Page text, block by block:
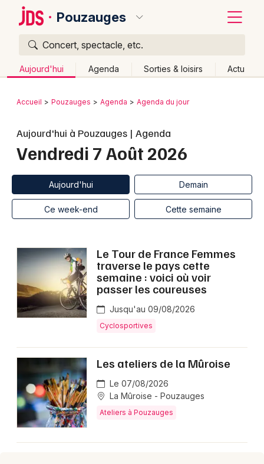
Pouzauges
Concert, spectacle, etc.
Aujourd'hui Agenda Sorties & loisirs Actu
Publier un événement
Grands événements
Activité & Expérience
Foires & salons
Spectacles
Concerts
Sports
Soirées
Sorties famille
Expos
Colmar
Lille
Lyon
Marseille
Mulhouse
Montpellier
Nantes
Nice
Strasbourg
Toulouse
Toutes les villes
Retour
Accueil Pouzauges Agenda Agenda du jour
Aujourd'hui à Pouzauges | Agenda
Vendredi 7 Août 2026
Aujourd'hui Demain
Ce week-end Cette semaine
Le Tour de France Femmes
traverse le pays cette
semaine : voici où voir
passer les coureuses
Jusqu'au 09/08/2026
Cyclosportives
Les ateliers de la Mûroise
Le 07/08/2026
La Mûroise - Pouzauges
Ateliers à Pouzauges
Quoi ?
Où ?
Pays de la Loire
Partout Près de moi
Quand ?
Effacer les dates
Aujourd'hui
Demain Ce week-end Autre